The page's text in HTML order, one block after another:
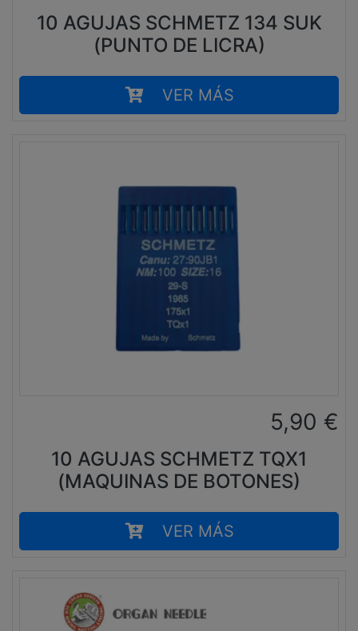
10 AGUJAS SCHMETZ 134 SUK
(PUNTO DE LICRA)
VER MÁS
5,90 €
10 AGUJAS SCHMETZ TQX1
(MAQUINAS DE BOTONES)
VER MÁS